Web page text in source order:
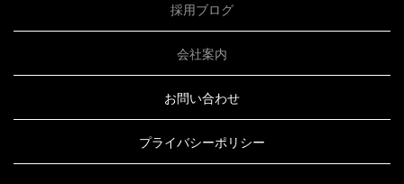
採用ブログ
会社案内
お問い合わせ
プライバシーポリシー